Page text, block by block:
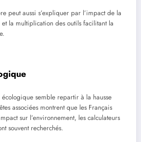
peut aussi s’expliquer par l’impact de la
la multiplication des outils facilitant la
écologique semble repartir à la hausse
associées montrent que les Français
sur l’environnement, les calculateurs
souvent recherchés.